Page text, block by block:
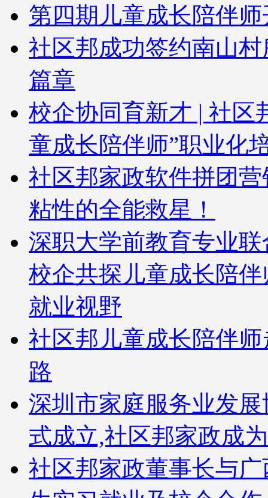
第四期儿童成长陪伴
社区邦成功签约南山
篇章
校企协同育新才 | 社区
童成长陪伴师”职业化
社区邦家政软件拼团
粘性的全能救星！
深职大学前教育专业
校企共探儿童成长陪
就业视野
社区邦儿童成长陪伴
路
深圳市家庭服务业发
式成立,社区邦家政成
社区邦家政董事长与